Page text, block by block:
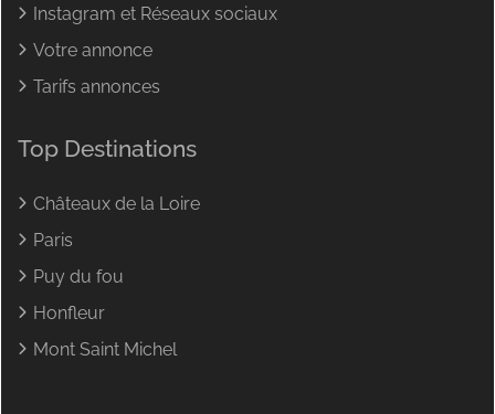
Instagram et Réseaux sociaux
Votre annonce
Tarifs annonces
Top Destinations
Châteaux de la Loire
Paris
Puy du fou
Honfleur
Mont Saint Michel